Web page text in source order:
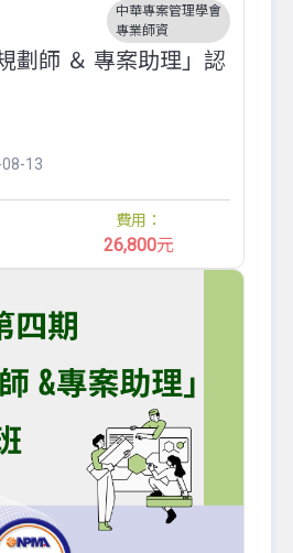
中華專案管理學會
專業師資
劃師 ＆ 專案助理」認
13
費用：
26,800元